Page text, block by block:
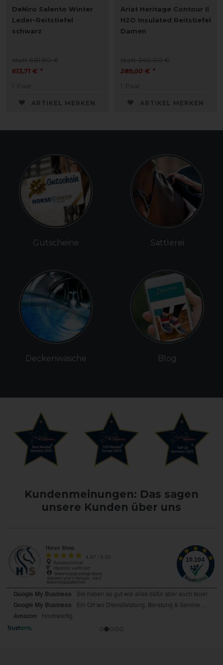
DeNiro Salento Winter
Leder-Reitstiefel
schwarz
statt 681,90 €
613,71 € *
1 Paar
ARTIKEL MERKEN
Ariat Heritage Contour II
H2O Insulated Reitstiefel
Damen
statt 340,00 €
289,00 € *
1 Paar
ARTIKEL MERKEN
Gutscheine
Deckenwäsche
Sattlerei
Blog
Kundenmeinungen: Das sagen
unsere Kunden über uns